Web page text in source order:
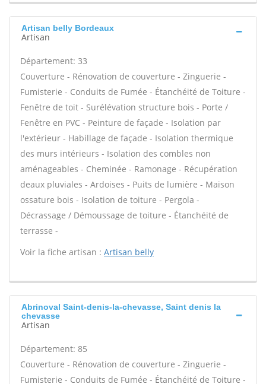
Artisan belly Bordeaux
Artisan
Département: 33
Couverture - Rénovation de couverture - Zinguerie -
Fumisterie - Conduits de Fumée - Étanchéité de Toiture -
Fenêtre de toit - Surélévation structure bois - Porte /
Fenêtre en PVC - Peinture de façade - Isolation par
l'extérieur - Habillage de façade - Isolation thermique
des murs intérieurs - Isolation des combles non
aménageables - Cheminée - Ramonage - Récupération
deaux pluviales - Ardoises - Puits de lumière - Maison
ossature bois - Isolation de toiture - Pergola -
Décrassage / Démoussage de toiture - Étanchéité de
terrasse -
Voir la fiche artisan : Artisan belly
Abrinoval Saint-denis-la-chevasse, Saint denis la
chevasse
Artisan
Département: 85
Couverture - Rénovation de couverture - Zinguerie -
Fumisterie - Conduits de Fumée - Étanchéité de Toiture -